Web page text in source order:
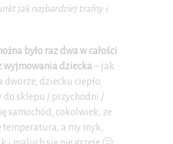
jak najbardziej trafny i
było raz dwa w całości
wyjmowania dziecka– jak
dworze, dziecku ciepło,
do sklepu / przychodni /
samochód, cokolwiek, ze
temperatura, a my myk,